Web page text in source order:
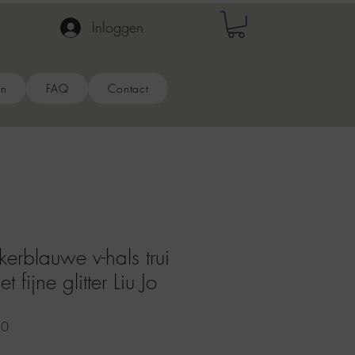
Inloggen
FAQ Contact
v-hals trui
fijne glitter Liu Jo